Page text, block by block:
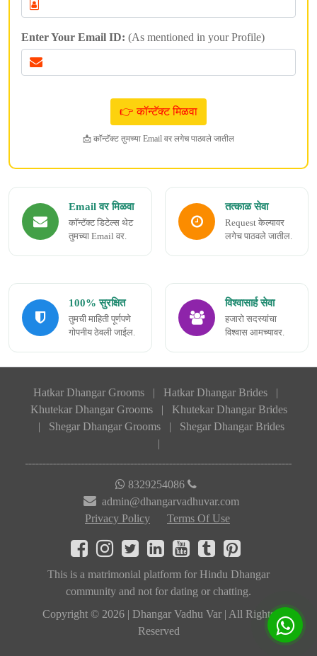
Enter Your Email ID: (As mentioned in your Profile)
📩 कॉन्टॅक्ट तुमच्या Email वर लगेच पाठवले जातील
Email वर मिळवा
कॉन्टॅक्ट डिटेल्स थेट
तुमच्या Email वर.
तत्काळ सेवा
Request केल्यावर
लगेच पाठवले जातील.
100% सुरक्षित
तुमची माहिती पूर्णपणे
गोपनीय ठेवली जाईल.
विश्वासार्ह सेवा
हजारो सदस्यांचा
विश्वास आमच्यावर.
Hatkar Dhangar Grooms | Hatkar Dhangar Brides
|
Khutekar Dhangar Grooms
|
Khutekar Dhangar Brides
|
Shegar Dhangar Grooms |
Shegar Dhangar Brides
|
8329254086
admin@dhangarvadhuvar.com
Privacy Policy
Terms Of Use
This is a matrimonial platform for Hindu Dhangar
community and not for dating or chatting.
Copyright © 2026 | Dhangar Vadhu Var | All Rights
Reserved